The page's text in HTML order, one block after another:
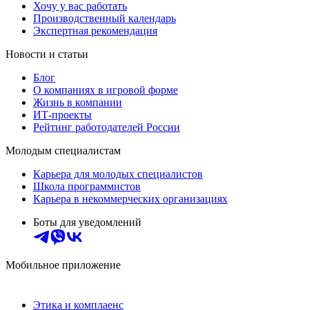
Хочу у вас работать
Производственный календарь
Экспертная рекомендация
Новости и статьи
Блог
О компаниях в игровой форме
Жизнь в компании
ИТ-проекты
Рейтинг работодателей России
Молодым специалистам
Карьера для молодых специалистов
Школа программистов
Карьера в некоммерческих организациях
Боты для уведомлений
Мобильное приложение
Этика и комплаенс